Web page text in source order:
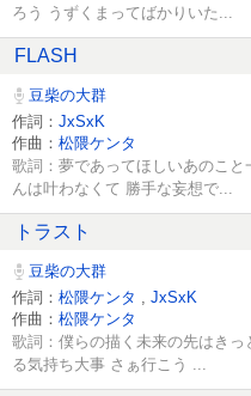
ろう うずくまってばかりいた...
FLASH
豆柴の大群
作詞： JxSxK
作曲： 松隈ケンタ
歌詞：夢であってほしいあのこ
んは叶わなくて 勝手な妄想で...
トラスト
豆柴の大群
作詞： 松隈ケンタ
JxSxK
作曲： 松隈ケンタ
歌詞：僕らの描く未来の先はき
る気持ち大事 さぁ行こう ...